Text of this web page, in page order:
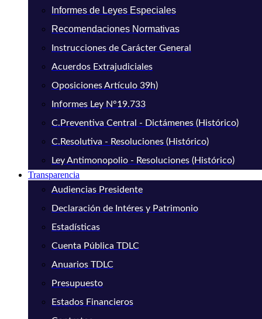
Informes de Leyes Especiales
Recomendaciones Normativas
Instrucciones de Carácter General
Acuerdos Extrajudiciales
Oposiciones Artículo 39h)
Informes Ley N°19.733
C.Preventiva Central - Dictámenes (Histórico)
C.Resolutiva - Resoluciones (Histórico)
Ley Antimonopolio - Resoluciones (Histórico)
Transparencia
Audiencias Presidente
Declaración de Intéres y Patrimonio
Estadísticas
Cuenta Pública TDLC
Anuarios TDLC
Presupuesto
Estados Financieros